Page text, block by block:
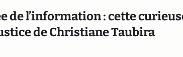
de l’information : cette
de Christiane Taubira